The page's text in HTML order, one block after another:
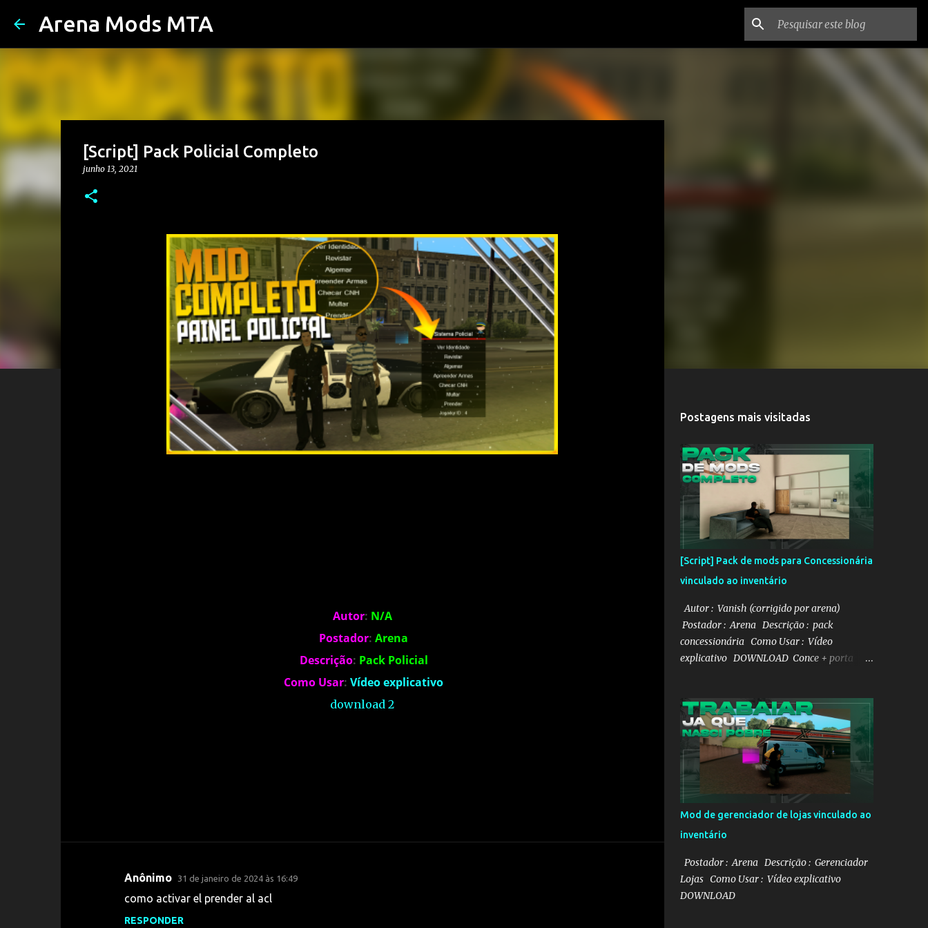
Arena Mods MTA
[Script] Pack Policial Completo
junho 13, 2021
Autor: N/A
Postador: Arena
Descrição: Pack Policial
Como Usar: Vídeo explicativo
download 2
Anônimo 31 de janeiro de 2024 às 16:49
como activar el prender al acl
RESPONDER
Postagens mais visitadas
[Script] Pack de mods para Concessionária
vinculado ao inventário
Autor : Vanish (corrigido por arena)
Postador : Arena Descrição : pack
concessionária Como Usar : Vídeo
explicativo DOWNLOAD Conce + porta
Mod de gerenciador de lojas vinculado ao
inventário
Postador : Arena Descrição : Gerenciador
Lojas Como Usar : Vídeo explicativo
DOWNLOAD